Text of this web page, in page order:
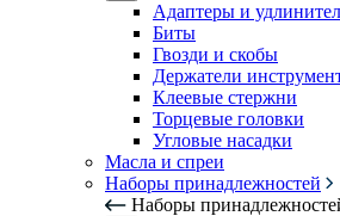
Адаптеры и
Биты
Гвозди и скобы
Держатели
Клеевые стержни
Торцевые головки
Угловые насадки
Масла и спреи
Наборы принадлежностей
Наборы